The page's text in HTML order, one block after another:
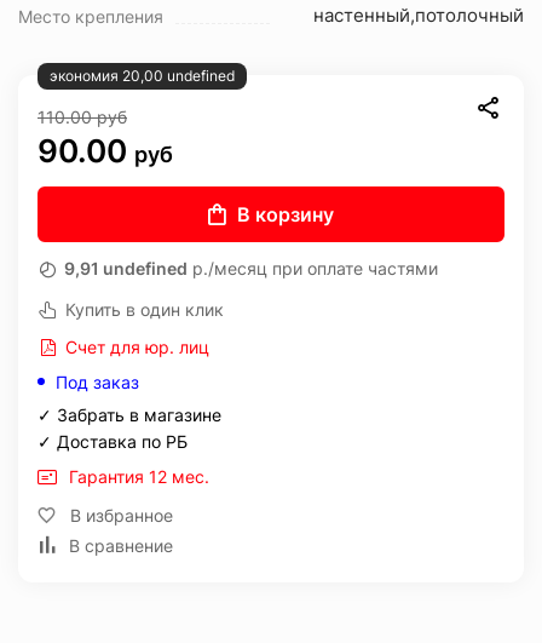
Место крепления настенный,потолочный
экономия 20,00 undefined
110.00руб
90.00 руб
В корзину
9,91 undefined р./месяц при оплате частями
Купить в один клик
Счет для юр. лиц
Под заказ
✓ Забрать в магазине
✓ Доставка по РБ
Гарантия 12 мес.
В избранное
В сравнение